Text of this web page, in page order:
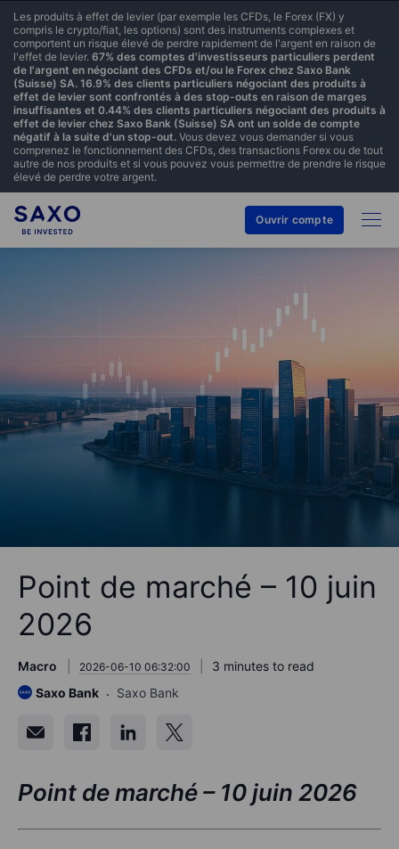
Les produits à effet de levier (par exemple les CFDs, le Forex (FX) y
compris le crypto/fiat, les options) sont des instruments complexes et
comportent un risque élevé de perdre rapidement de l'argent en raison de
l'effet de levier. 67% des comptes d'investisseurs particuliers perdent
de l'argent en négociant des CFDs et/ou le Forex chez Saxo Bank
(Suisse) SA. 16.9% des clients particuliers négociant des produits à
effet de levier sont confrontés à des stop-outs en raison de marges
insuffisantes et 0.44% des clients particuliers négociant des produits à
effet de levier chez Saxo Bank (Suisse) SA ont un solde de compte
négatif à la suite d'un stop-out. Vous devez vous demander si vous
comprenez le fonctionnement des CFDs, des transactions Forex ou de tout
autre de nos produits et si vous pouvez vous permettre de prendre le risque
élevé de perdre votre argent.
Ouvrir compte
​Point de marché – 10 juin
2026
Macro 2026-06-10 06:32:00
3 minutes to read
Saxo Bank
Saxo Bank
Point de marché – 10 juin 2026